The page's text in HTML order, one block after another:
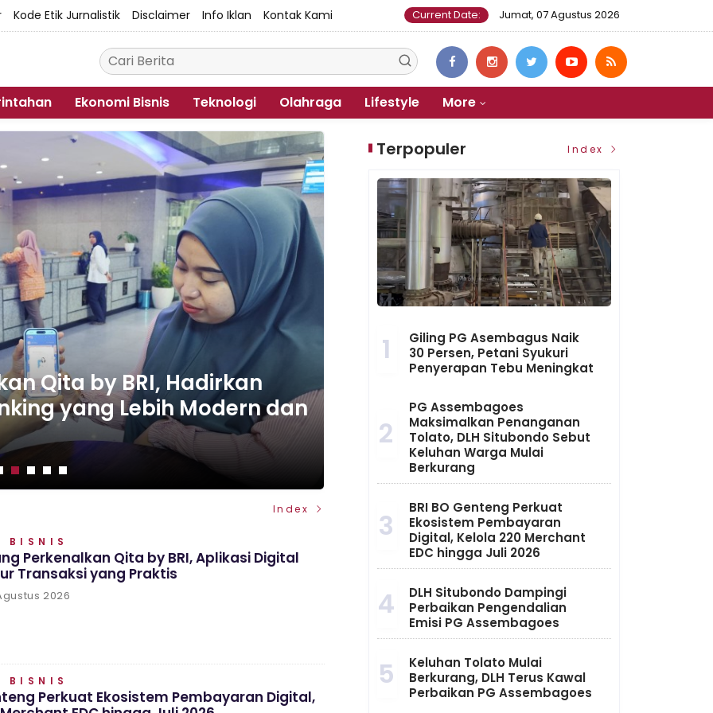
Kode Etik Jurnalistik Disclaimer Info Iklan Kontak Kami Current Date: Jumat, 07 Agustus 2026
Ekonomi Bisnis Teknologi Olahraga Lifestyle More
Ekosistem Pembayaran
EDC hingga Juli 2026
Qita by BRI, Hadirkan
yang Lebih Modern dan
Akses Layanan
Pelosok Bondowoso
Transformasi Digital
Jaringan Merchant EDC
Bebek Bang Alex
Index
BISNIS
Perkenalkan Qita by BRI, Aplikasi Digital
Transaksi yang Praktis
2026
BISNIS
Perkuat Ekosistem Pembayaran Digital,
Terpopuler Index
1
Giling PG Asembagus Naik
30 Persen, Petani Syukuri
Penyerapan Tebu Meningkat
2
PG Assembagoes
Maksimalkan Penanganan
Tolato, DLH Situbondo Sebut
Keluhan Warga Mulai
Berkurang
3
BRI BO Genteng Perkuat
Ekosistem Pembayaran
Digital, Kelola 220 Merchant
EDC hingga Juli 2026
4
DLH Situbondo Dampingi
Perbaikan Pengendalian
Emisi PG Assembagoes
5
Keluhan Tolato Mulai
Berkurang, DLH Terus Kawal
Perbaikan PG Assembagoes